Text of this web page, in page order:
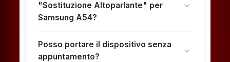
"Sostituzione Altoparlante" per
Samsung A54?
expand_more
Posso portare il dispositivo senza
appuntamento?
expand_more